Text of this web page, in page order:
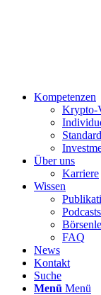
Kompetenzen
Krypto-
Über uns
Karriere
Wissen
Podcasts
FAQ
News
Kontakt
Suche
Menü Menü